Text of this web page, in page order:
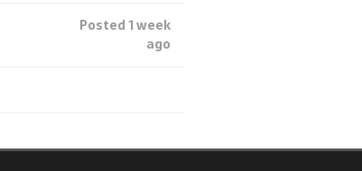
Posted 1 week
ago